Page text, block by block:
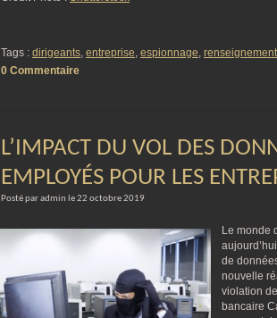
Tags : dirigeants, entreprise, espionnage,
0 Commentaire
L’IMPACT DU VOL DES
EMPLOYÉS POUR LES
Posté par admin le 22 octobre 2019
Le monde
de
nouvelle
violation
bancaire